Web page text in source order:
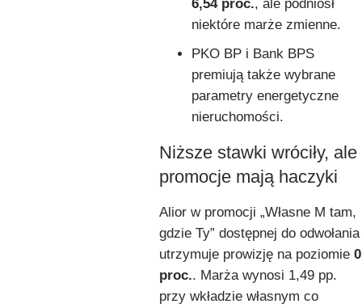
6,54 proc., ale podniósł
niektóre marże zmienne.
PKO BP i Bank BPS
premiują także wybrane
parametry energetyczne
nieruchomości.
Niższe stawki wróciły, ale
promocje mają haczyki
Alior w promocji „Własne M tam,
gdzie Ty” dostępnej do odwołania
utrzymuje prowizję na poziomie 0
proc.. Marża wynosi 1,49 pp.
przy wkładzie własnym co